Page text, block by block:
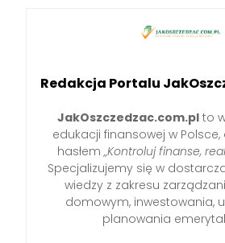
Redakcja Portalu
JakOszczedzac.com.plto
edukacji finansowej w
hasłem „Kontroluj finanse,
Specjalizujemy się w
wiedzy z zakresu
domowym, inwestowania,
planowania